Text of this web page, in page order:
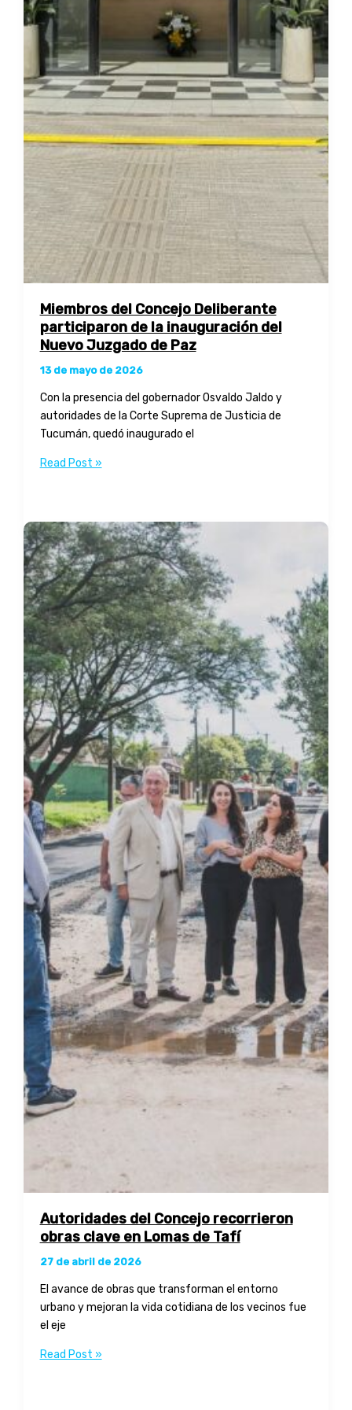
Miembros del Concejo Deliberante
participaron de la inauguración del
Nuevo Juzgado de Paz
13 de mayo de 2026
Con la presencia del gobernador Osvaldo Jaldo y
autoridades de la Corte Suprema de Justicia de
Tucumán, quedó inaugurado el
Miembros
participaron
de
la
inauguración
del
Nuevo
Juzgado
de
Paz
Read Post »
Autoridades del Concejo recorrieron
obras clave en Lomas de Tafí
27 de abril de 2026
El avance de obras que transforman el entorno
urbano y mejoran la vida cotidiana de los vecinos fue
el eje
Autoridades
Read Post »